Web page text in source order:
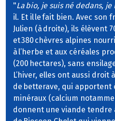
"La bio, je suis né dedans,
il. Et il le fait bien. Avec son
Julien (à droite), ils élèvent
et 380 chèvres alpines
à l’herbe et aux céréales
(200 hectares), sans
L’hiver, elles ont aussi droit
de betterave, qui apportent
minéraux (calcium
donnent une viande tendre